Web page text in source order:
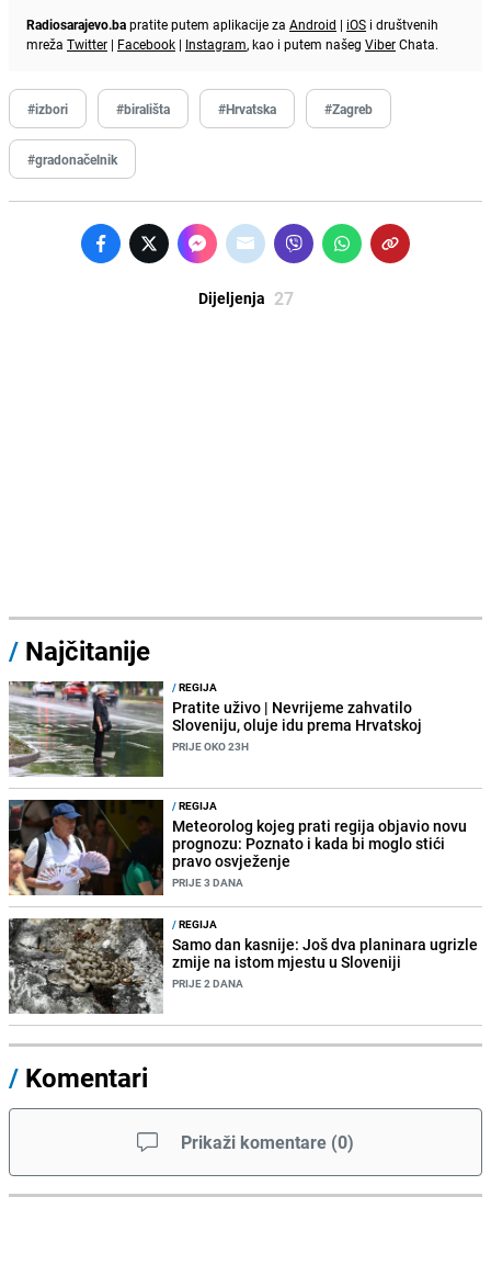
Radiosarajevo.bapratite putem aplikacije za Android | iOS i društvenih
mreža Twitter | Facebook | Instagram, kao i putem našeg ViberChata.
#izbori #birališta #Hrvatska #Zagreb
#gradonačelnik
Dijeljenja 27
/ Najčitanije
/REGIJA
Pratite uživo | Nevrijeme zahvatilo
Sloveniju, oluje idu prema Hrvatskoj
PRIJE OKO 23H
/REGIJA
Meteorolog kojeg prati regija objavio novu
prognozu: Poznato i kada bi moglo stići
pravo osvježenje
PRIJE 3 DANA
/REGIJA
Samo dan kasnije: Još dva planinara ugrizle
zmije na istom mjestu u Sloveniji
PRIJE 2 DANA
/ Komentari
Prikaži komentare (0)